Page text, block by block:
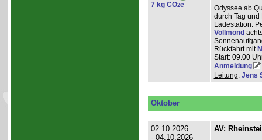
7 kg CO2e
Odyssee ab
durch Tag
Ladestation:
Vollmond
Rückfahrt mit
Start: 09.00
Anmeldung
Leitung: Jens
Oktober
02.10.2026
- 04.10.2026
AV: